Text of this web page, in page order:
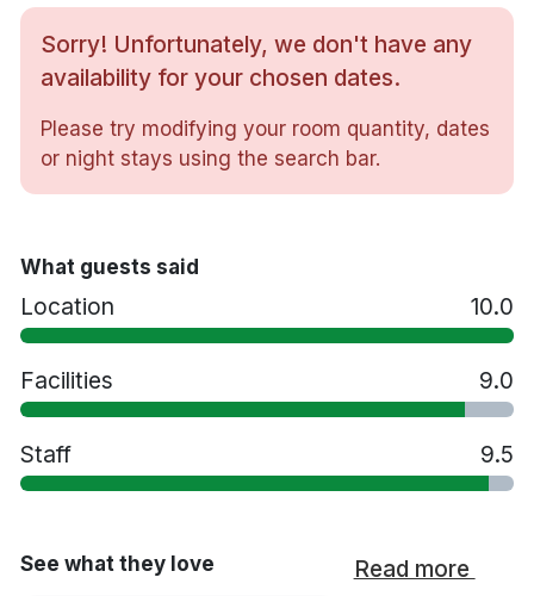
Dubbelrum
Badrum med dusch eller badkar
Gratis WiFi
Skrivbord
Hårtork
Byxpress
Lyxtoalettartiklar
Frukostrestaurang
Barception
Tvättservice
Spjälsäng mot en avgift
Extrasäng mot en avgift
Handikappsanpassade rum finns tillgängliga
Rökfritt
15 minuters promenad till Borgarsyssel
Sorry! Unfortunately, we don't have any
availability for your chosen dates.
Please try modifying your room quantity, dates
or night stays using the search bar.
What guests said
Location 10.0
Facilities 9.0
Staff 9.5
See what they love Read more